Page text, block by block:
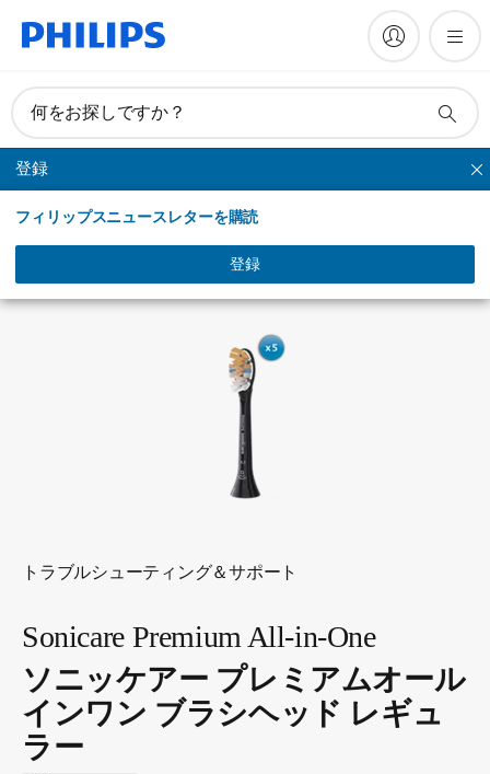
何をお探しですか？
登録
フィリップスニュースレターを購読
登録
A3 プレミアムオールインワン
トラブルシューティング＆サポート
Sonicare Premium All-in-One
ソニッケアー プレミアムオール
インワン ブラシヘッド レギュ
ラー